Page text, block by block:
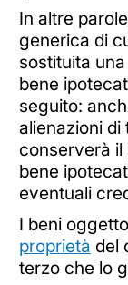
In altre
generica di
sostituita
bene
seguito:
alienazioni
conserverà il
bene
eventuali
I beni
proprietà del
terzo che lo